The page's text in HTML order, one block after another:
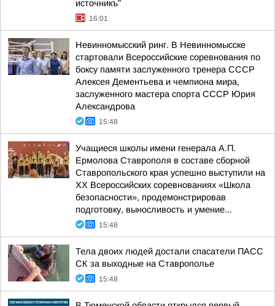
источникъ"
16:01
Невинномысский ринг. В Невинномысске
стартовали Всероссийские соревнования по
боксу памяти заслуженного тренера СССР
Алексея Дементьева и чемпиона мира,
заслуженного мастера спорта СССР Юрия
Александрова
15:48
Учащиеся школы имени генерала А.П.
Ермолова Ставрополя в составе сборной
Ставропольского края успешно выступили на
XX Всероссийских соревнованиях «Школа
безопасности», продемонстрировав
подготовку, выносливость и умение...
15:48
Тела двоих людей достали спасатели ПАСС
СК за выходные на Ставрополье
15:48